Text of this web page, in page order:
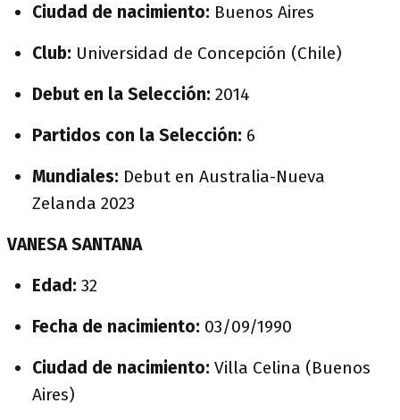
Ciudad de nacimiento: Buenos Aires
Club: Universidad de Concepción (Chile)
Debut en la Selección: 2014
Partidos con la Selección: 6
Mundiales: Debut en Australia-Nueva
Zelanda 2023
VANESA SANTANA
Edad: 32
Fecha de nacimiento: 03/09/1990
Ciudad de nacimiento: Villa Celina (Buenos
Aires)